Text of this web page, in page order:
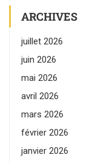
ARCHIVES
juillet 2026
juin 2026
mai 2026
avril 2026
mars 2026
février 2026
janvier 2026